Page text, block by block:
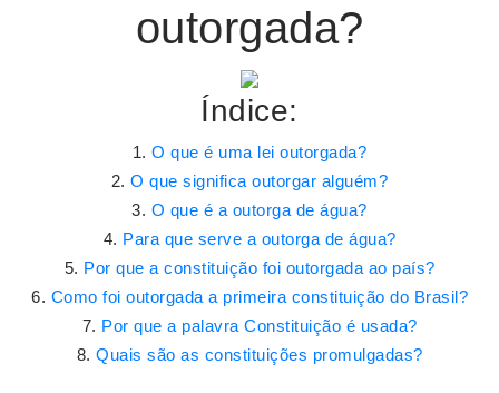
outorgada?
Índice:
O que é uma lei outorgada?
O que significa outorgar alguém?
O que é a outorga de água?
Para que serve a outorga de água?
Por que a constituição foi outorgada ao país?
Como foi outorgada a primeira constituição do Brasil?
Por que a palavra Constituição é usada?
Quais são as constituições promulgadas?